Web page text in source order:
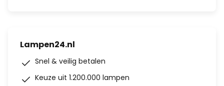
Lampen24.nl
Snel & veilig betalen
Keuze uit 1.200.000 lampen